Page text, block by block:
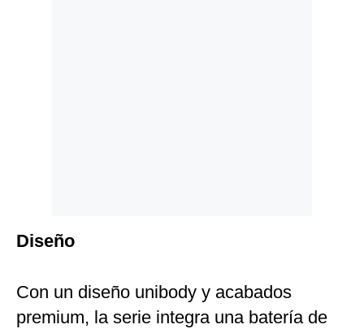
Diseño
Con un diseño unibody y acabados
premium, la serie integra una batería de